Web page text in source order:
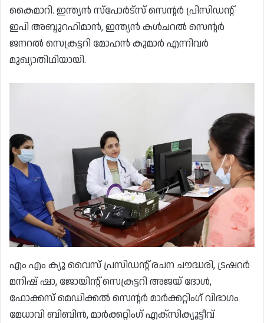
കൈമാറി. ഇന്ത്യൻ സ്പോർട്സ് സെൻ്റർ പ്രിസിഡൻ്റ്
ഇപി അബ്ദുറഹിമാൻ, ഇന്ത്യൻ കൾചറൽ സെൻ്റർ
ജനറൽ സെക്രട്ടറി മോഹൻ കുമാർ എന്നിവർ
മുഖ്യാതിഥിയായി.
എം എം ക്യൂ വൈസ് പ്രസിഡൻ്റ് രചന ചൗദ്ധരി, ട്രഷറർ
മനിഷ് ഷാ, ജോയിൻ്റ് സെക്രട്ടറി അജയ് ദോൾ,
ഫോക്കസ് മെഡിക്കൽ സെൻ്റർ മാർക്കറ്റിംഗ് വിഭാഗം
മേധാവി ബിബിൻ, മാർക്കറ്റിംഗ് എക്സിക്യൂട്ടീവ്